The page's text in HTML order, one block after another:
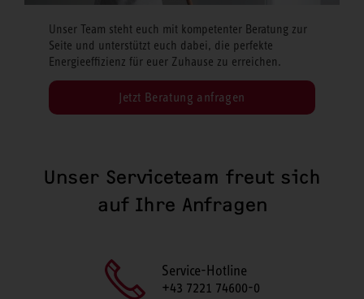
Unser Team steht euch mit kompetenter Beratung zur
Seite und unterstützt euch dabei, die perfekte
Energieeffizienz für euer Zuhause zu erreichen.
Jetzt Beratung anfragen
Unser Serviceteam freut sich
auf Ihre Anfragen
Service-Hotline
+43 7221 74600-0